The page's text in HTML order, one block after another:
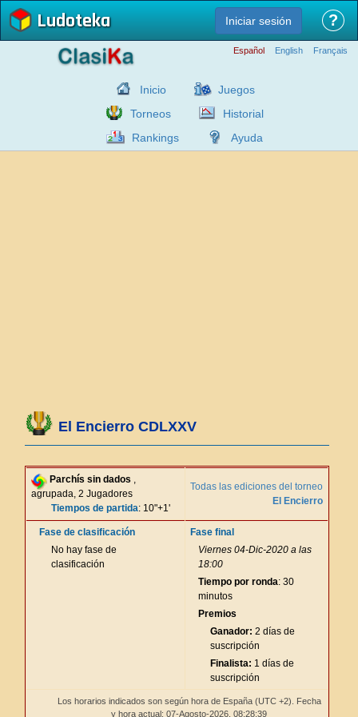
Ludoteka Iniciar sesión ?
Español English Français
Inicio
Juegos
Torneos
Historial
Rankings
Ayuda
El Encierro CDLXXV
Parchís sin dados ,
agrupada, 2 Jugadores
Tiempos de partida: 10"+1'
Todas las ediciones del torneo
El Encierro
Fase de clasificación
No hay fase de
clasificación
Fase final
Viernes 04-Dic-2020 a las
18:00
Tiempo por ronda: 30
minutos
Premios
Ganador: 2 días de
suscripción
Finalista: 1 días de
suscripción
Los horarios indicados son según hora de España (UTC +2). Fecha
y hora actual: 07-Agosto-2026, 08:28:39